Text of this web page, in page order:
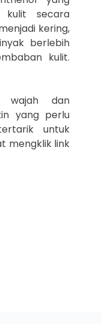
kulit secara
kering,
berlebih
kulit.
wajah dan
yang perlu
untuk
mengklik link